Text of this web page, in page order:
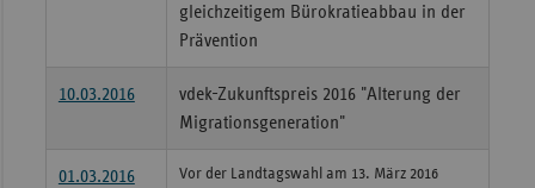
gleichzeitigem Bürokratieabbau in der
Prävention
10.03.2016
vdek-Zukunftspreis 2016 "Alterung der
Migrationsgeneration"
01.03.2016 Vor der Landtagswahl am 13. März 2016